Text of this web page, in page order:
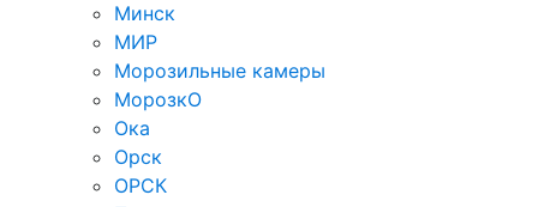
Минск
МИР
Морозильные камеры
МорозкО
Ока
Орск
ОРСК